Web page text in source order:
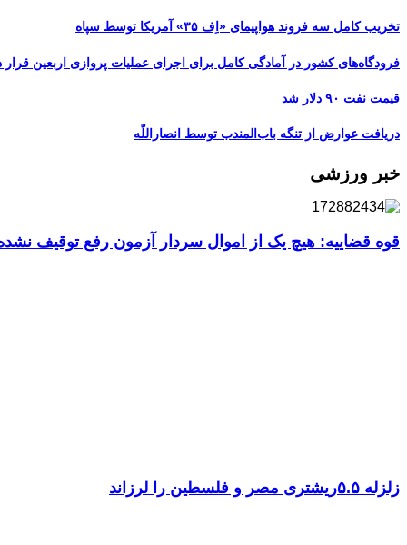
تخریب کامل سه فروند هواپیمای «اِف ۳۵» آمریکا توسط سپاه
فرودگاه‌های کشور در آمادگی کامل برای اجرای عملیات پروازی اربعین قرار
قیمت نفت ۹۰ دلار شد
دریافت عوارض از تنگه باب‌المندب توسط انصاراللّه
خبر ورزشی
قوه قضاییه: هیچ یک از اموال سردار آزمون رفع توقیف
زلزله ۵.۵ریشتری مصر و فلسطین را لرزاند